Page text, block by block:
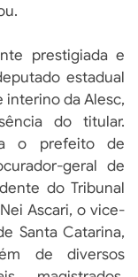
prestigiada e
estadual
interino da Alesc,
do titular.
o prefeito de
geral de
do Tribunal
Ascari, o vice-
Santa Catarina,
de diversos